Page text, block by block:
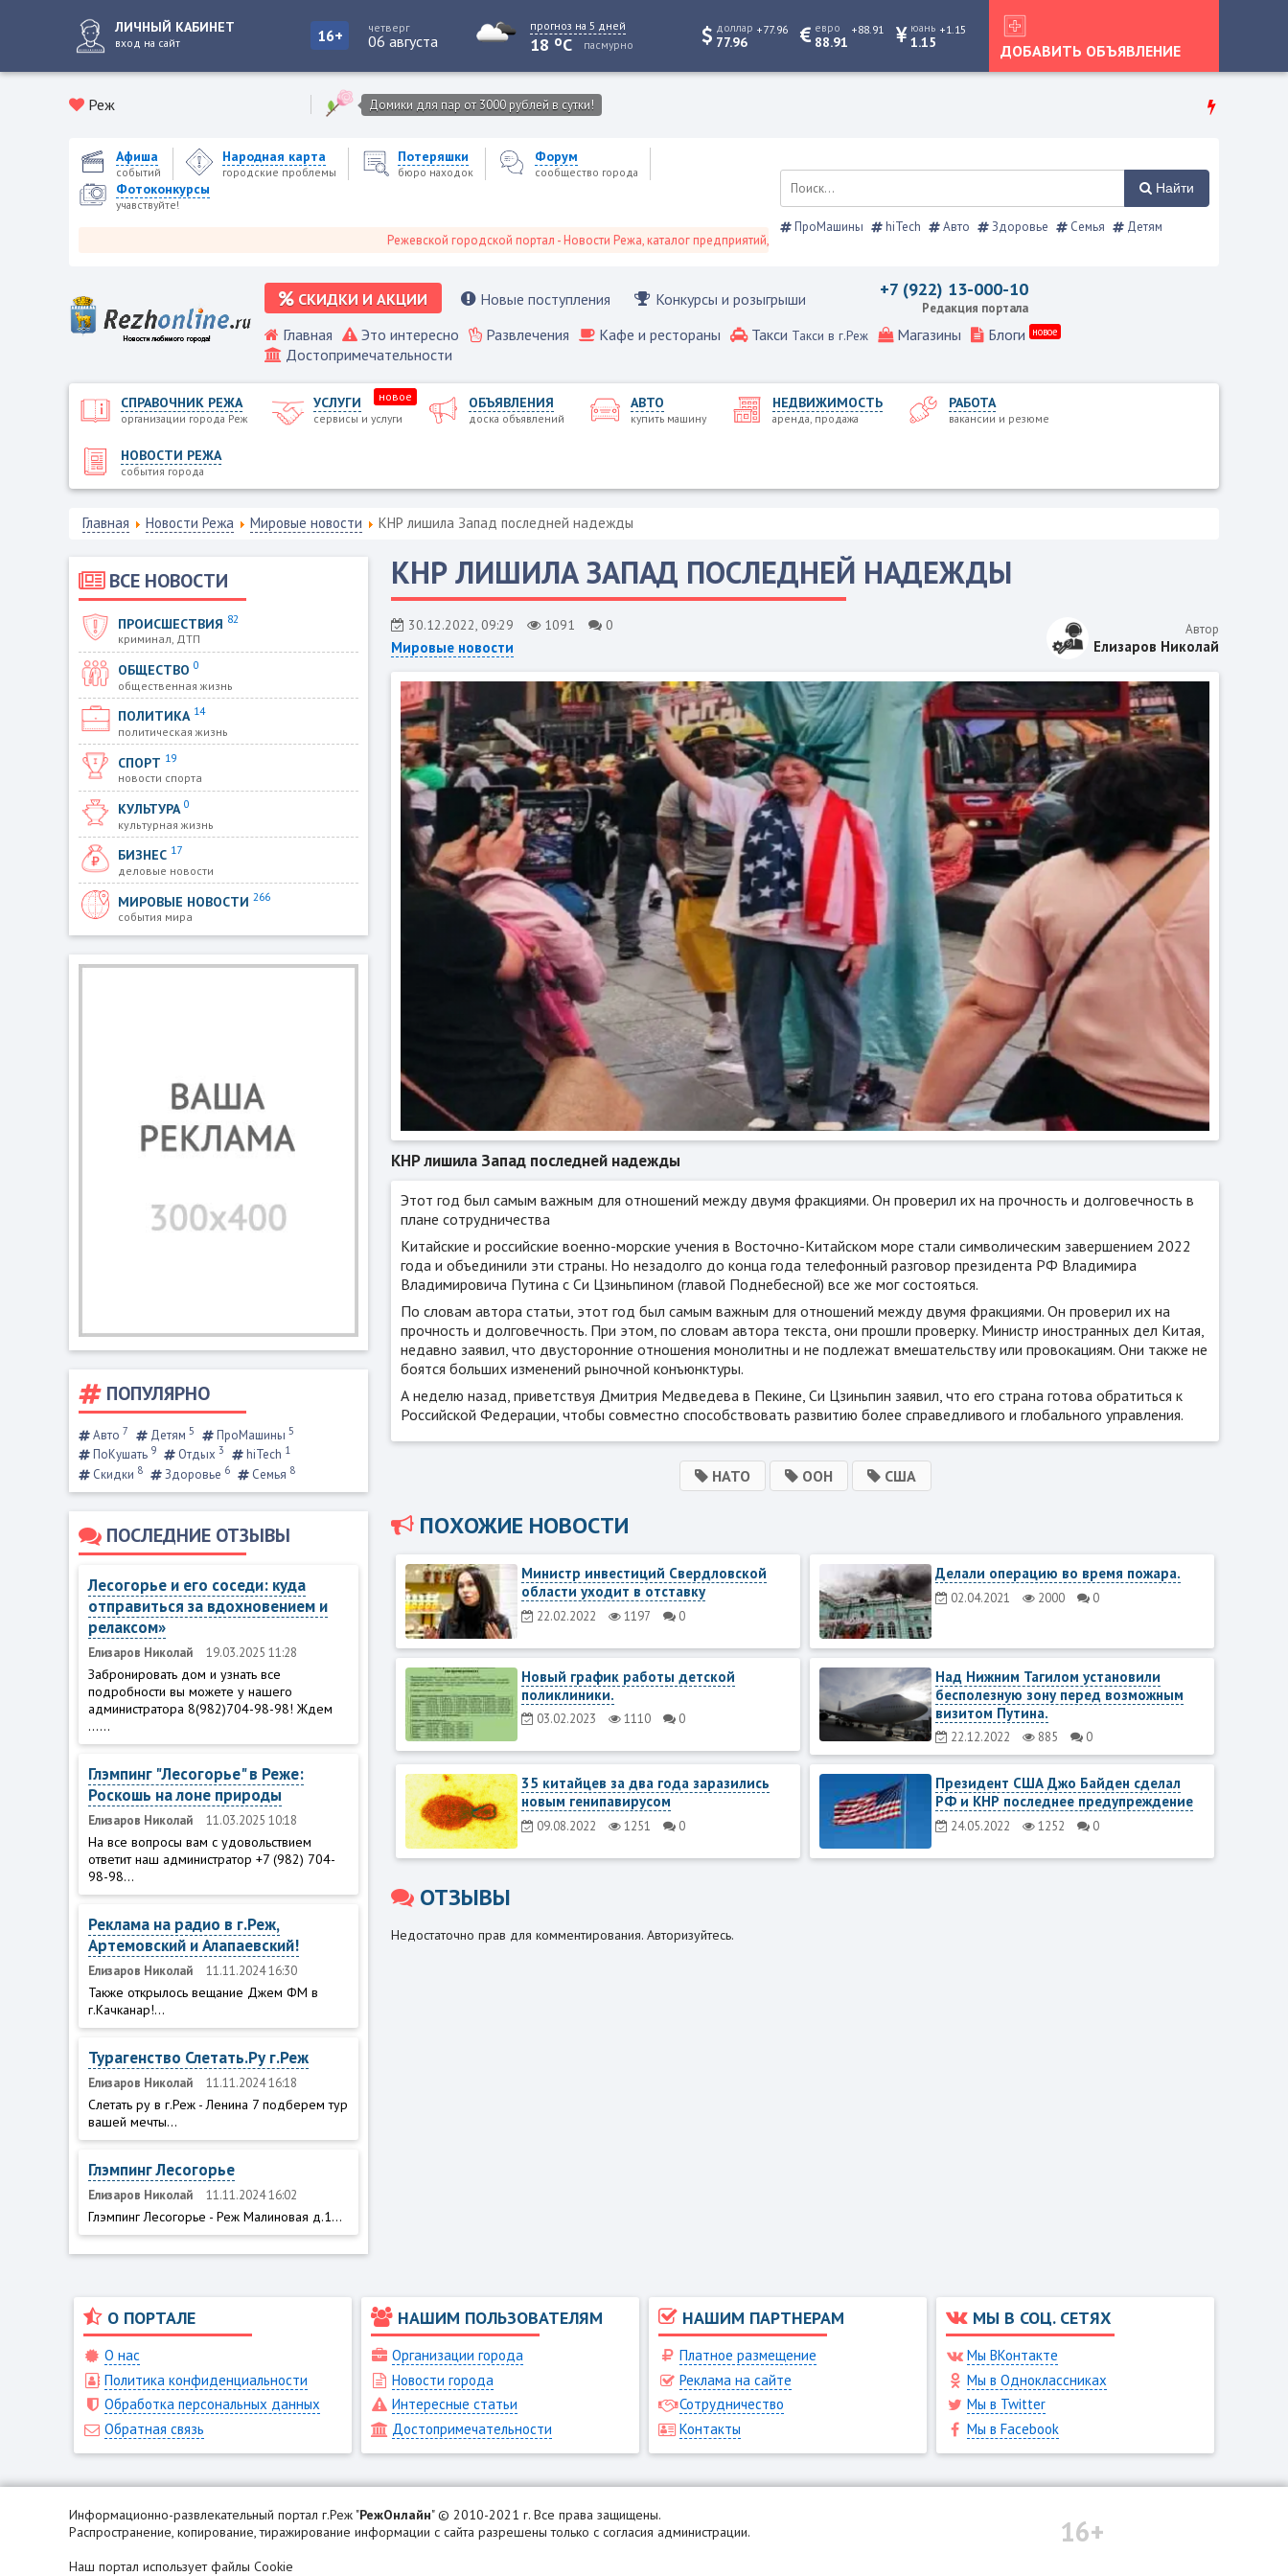
ЛИЧНЫЙ КАБИНЕТ
вход на сайт 16+ четверг
06 августа
прогноз на 5 дней
18 oC пасмурно
доллар
77.96
+77.96 евро
88.91
+88.91 юань
1.15
+1.15
ДОБАВИТЬ ОБЪЯВЛЕНИЕ
Реж Домики для пар от 3000 рублей в сутки!
Афиша
событий
Народная карта
городские проблемы
Потеряшки
бюро находок
Форум
сообщество города
Фотоконкурсы
учавствуйте!
Режевской городской портал - Новости Режа, каталог предприятий, объявления, Режевской справочник
Найти
ПроМашины hiTech Авто Здоровье Семья Детям
СКИДКИ И АКЦИИ Новые поступления Конкурсы и розыгрыши +7 (922) 13-000-10
Редакция портала
Главная Это интересно Развлечения Кафе и рестораны Такси Такси в г.Реж Магазины Блоги новое
Достопримечательности
СПРАВОЧНИК РЕЖА
организации города Реж
УСЛУГИ
сервисы и услуги
новое ОБЪЯВЛЕНИЯ
доска объявлений
АВТО
купить машину
НЕДВИЖИМОСТЬ
аренда, продажа
РАБОТА
вакансии и резюме
НОВОСТИ РЕЖА
события города
Главная Новости Режа Мировые новости КНР лишила Запад последней надежды
ВСЕ НОВОСТИ
ПРОИСШЕСТВИЯ 82
криминал, ДТП
ОБЩЕСТВО 0
общественная жизнь
ПОЛИТИКА 14
политическая жизнь
СПОРТ 19
новости спорта
КУЛЬТУРА 0
культурная жизнь
БИЗНЕС 17
деловые новости
МИРОВЫЕ НОВОСТИ 266
события мира
ПОПУЛЯРНО
Авто 7 Детям 5 ПроМашины 5
ПоКушать 9 Отдых 3 hiTech 1
Скидки 8 Здоровье 6 Семья 8
ПОСЛЕДНИЕ ОТЗЫВЫ
Лесогорье и его соседи: куда
отправиться за вдохновением и
релаксом»
Елизаров Николай 19.03.2025 11:28
Забронировать дом и узнать все
подробности вы можете у нашего
администратора 8(982)704-98-98! Ждем
......
Глэмпинг "Лесогорье" в Реже:
Роскошь на лоне природы
Елизаров Николай 11.03.2025 10:18
На все вопросы вам с удовольствием
ответит наш администратор +7 (982) 704-
98-98...
Реклама на радио в г.Реж,
Артемовский и Алапаевский!
Елизаров Николай 11.11.2024 16:30
Также открылось вещание Джем ФМ в
г.Качканар!...
Турагенство Слетать.Ру г.Реж
Елизаров Николай 11.11.2024 16:18
Слетать ру в г.Реж - Ленина 7 подберем тур
вашей мечты...
Глэмпинг Лесогорье
Елизаров Николай 11.11.2024 16:02
Глэмпинг Лесогорье - Реж Малиновая д.1...
КНР ЛИШИЛА ЗАПАД ПОСЛЕДНЕЙ НАДЕЖДЫ
30.12.2022, 09:29 1091 0
Мировые новости
Автор
Елизаров Николай
КНР лишила Запад последней надежды
Этот год был самым важным для отношений между двумя фракциями. Он проверил их на прочность и долговечность в
плане сотрудничества
Китайские и российские военно-морские учения в Восточно-Китайском море стали символическим завершением 2022
года и объединили эти страны. Но незадолго до конца года телефонный разговор президента РФ Владимира
Владимировича Путина с Си Цзиньпином (главой Поднебесной) все же мог состояться.
По словам автора статьи, этот год был самым важным для отношений между двумя фракциями. Он проверил их на
прочность и долговечность. При этом, по словам автора текста, они прошли проверку. Министр иностранных дел Китая,
недавно заявил, что двусторонние отношения монолитны и не подлежат вмешательству или провокациям. Они также не
боятся больших изменений рыночной конъюнктуры.
А неделю назад, приветствуя Дмитрия Медведева в Пекине, Си Цзиньпин заявил, что его страна готова обратиться к
Российской Федерации, чтобы совместно способствовать развитию более справедливого и глобального управления.
НАТО ООН США
ПОХОЖИЕ НОВОСТИ
Министр инвестиций Свердловской
области уходит в отставку
22.02.2022 1197 0
Делали операцию во время пожара.
02.04.2021 2000 0
Новый график работы детской
поликлиники.
03.02.2023 1110 0
Над Нижним Тагилом установили
бесполезную зону перед возможным
визитом Путина.
22.12.2022 885 0
35 китайцев за два года заразились
новым генипавирусом
09.08.2022 1251 0
Президент США Джо Байден сделал
РФ и КНР последнее предупреждение
24.05.2022 1252 0
ОТЗЫВЫ
Недостаточно прав для комментирования. Авторизуйтесь.
О ПОРТАЛЕ
О нас
Политика конфиденциальности
Обработка персональных данных
Обратная связь
НАШИМ ПОЛЬЗОВАТЕЛЯМ
Организации города
Новости города
Интересные статьи
Достопримечательности
НАШИМ ПАРТНЕРАМ
Платное размещение
Реклама на сайте
Сотрудничество
Контакты
МЫ В СОЦ. СЕТЯХ
Мы ВКонтакте
Мы в Одноклассниках
Мы в Twitter
Мы в Facebook
Информационно-развлекательный портал г.Реж "РежОнлайн" © 2010-2021 г. Все права защищены.
Распространение, копирование, тиражирование информации с сайта разрешены только с согласия администрации.
16+
Наш портал использует файлы Cookie